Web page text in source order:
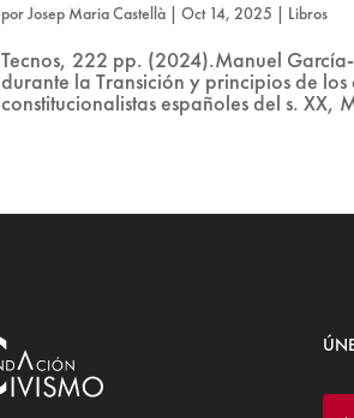
porJosep Maria Castellà |Oct 14, 2025 Libros
Tecnos, 222 pp. (2024).Manuel
durante la Transición y principios de
constitucionalistas españoles del s.